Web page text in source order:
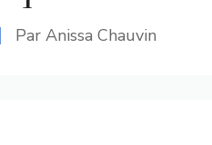
Par Anissa Chauvin